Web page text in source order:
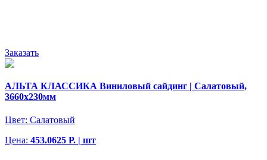
Заказать
АЛЬТА КЛАССИКА Виниловый сайдинг | Салатовый,
3660х230мм
Цвет: Салатовый
Цена: 453.0625 Р. | шт